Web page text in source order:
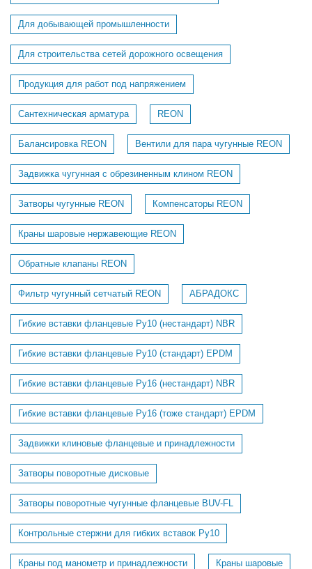
Для добывающей промышленности
Для строительства сетей дорожного освещения
Продукция для работ под напряжением
Сантехническая арматура REON
Балансировка REON Вентили для пара чугунные REON
Задвижка чугунная с обрезиненным клином REON
Затворы чугунные REON Компенсаторы REON
Краны шаровые нержавеющие REON
Обратные клапаны REON
Фильтр чугунный сетчатый REON АБРАДОКС
Гибкие вставки фланцевые Ру10 (нестандарт) NBR
Гибкие вставки фланцевые Ру10 (стандарт) EPDM
Гибкие вставки фланцевые Ру16 (нестандарт) NBR
Гибкие вставки фланцевые Ру16 (тоже стандарт) EPDM
Задвижки клиновые фланцевые и принадлежности
Затворы поворотные дисковые
Затворы поворотные чугунные фланцевые BUV-FL
Контрольные стержни для гибких вставок Ру10
Краны под манометр и принадлежности Краны шаровые